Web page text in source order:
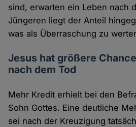
sind, erwarten ein Leben nach
Jüngeren liegt der Anteil
was als Überraschung zu
Jesus hat größere
nach dem Tod
Mehr Kredit erhielt bei den
Sohn Gottes. Eine deutliche
sei nach der Kreuzigung